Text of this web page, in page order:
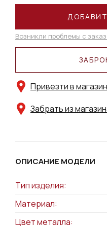
Привезти в магазин
Забрать из
Возникли проблемы с
ОПИСАНИЕ МОДЕЛИ
Тип изделия:
Материал:
Цвет металла: